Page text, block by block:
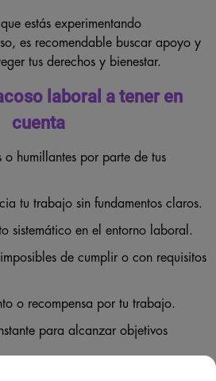
estás experimentando
es recomendable buscar apoyo y
tus derechos y bienestar.
laboral a tener en
cuenta
o humillantes por parte de tus
tu trabajo sin fundamentos claros.
sistemático en el entorno laboral.
de cumplir o con requisitos
o recompensa por tu trabajo.
para alcanzar objetivos